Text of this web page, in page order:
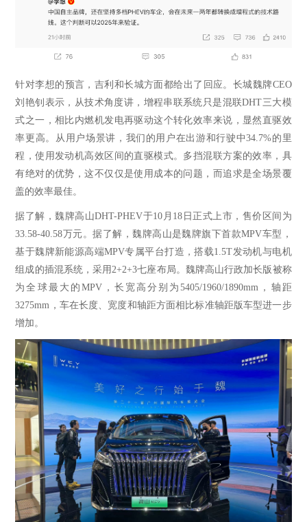
针对李想的预言，吉利和长城方面都给出了回应。长城魏牌CEO
刘艳钊表示，从技术角度讲，增程串联系统只是混联DHT三大模
式之一，相比内燃机发电再驱动这个转化效率来说，显然直驱效
率更高。从用户场景讲，我们的用户在出游和行驶中34.7%的里
程，使用发动机高效区间的直驱模式。多挡混联方案的效率，具
有绝对的优势，这不仅仅是使用成本的问题，而追求是全场景覆
盖的效率最佳。
据了解，魏牌高山DHT-PHEV于10月18日正式上市，售价区间为
33.58-40.58万元。据了解，魏牌高山是魏牌旗下首款MPV车型，
基于魏牌新能源高端MPV专属平台打造，搭载1.5T发动机与电机
组成的插混系统，采用2+2+3七座布局。魏牌高山行政加长版被称
为全球最大的MPV， 长宽高分别为5405/1960/1890mm，轴距
3275mm，车在长度、宽度和轴距方面相比标准轴距版车型进一步
增加。